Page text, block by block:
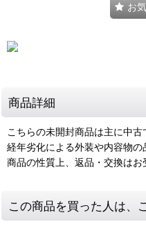
お
商品詳細
こちらの未開封商品は主に中古
経年劣化による外装や内容物の
商品の性質上、返品・交換はお
この商品を買った人は、